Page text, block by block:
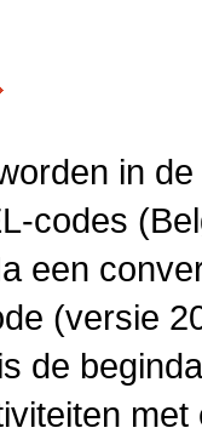
in
codes
een
(versie
de